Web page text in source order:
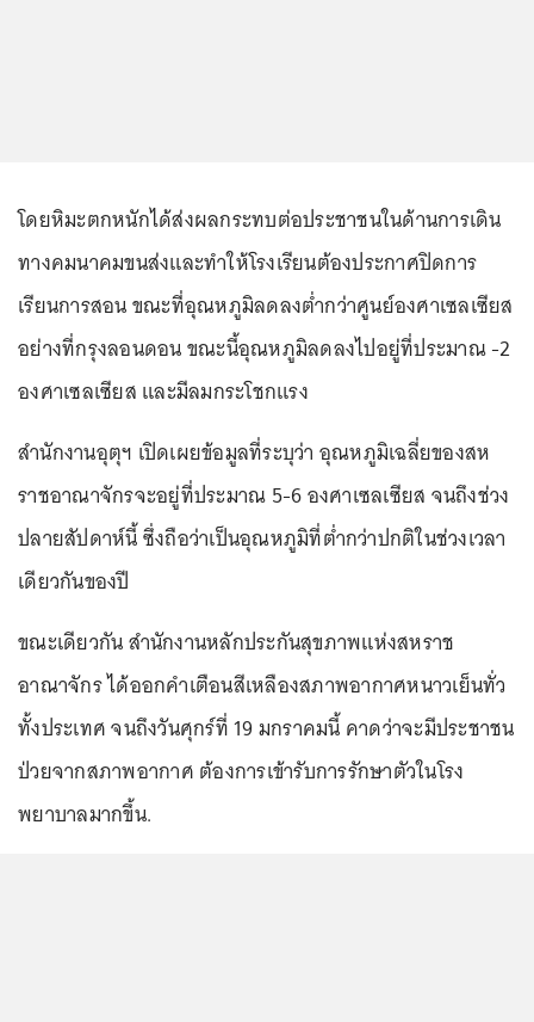
โดยหิมะตกหนักได้ส่งผลกระทบต่อประชาชนในด้านการเดิน
ทางคมนาคมขนส่งและทำให้โรงเรียนต้องประกาศปิดการ
เรียนการสอน ขณะที่อุณหภูมิลดลงต่ำกว่าศูนย์องศาเซลเซียส
อย่างที่กรุงลอนดอน ขณะนี้อุณหภูมิลดลงไปอยู่ที่ประมาณ -2
องศาเซลเซียส และมีลมกระโชกแรง
สำนักงานอุตุฯ เปิดเผยข้อมูลที่ระบุว่า อุณหภูมิเฉลี่ยของสห
ราชอาณาจักรจะอยู่ที่ประมาณ 5-6 องศาเซลเซียส จนถึงช่วง
ปลายสัปดาห์นี้ ซึ่งถือว่าเป็นอุณหภูมิที่ต่ำกว่าปกติในช่วงเวลา
เดียวกันของปี
ขณะเดียวกัน สำนักงานหลักประกันสุขภาพแห่งสหราช
อาณาจักร ได้ออกคำเตือนสีเหลืองสภาพอากาศหนาวเย็นทั่ว
ทั้งประเทศ จนถึงวันศุกร์ที่ 19 มกราคมนี้ คาดว่าจะมีประชาชน
ป่วยจากสภาพอากาศ ต้องการเข้ารับการรักษาตัวในโรง
พยาบาลมากขึ้น.